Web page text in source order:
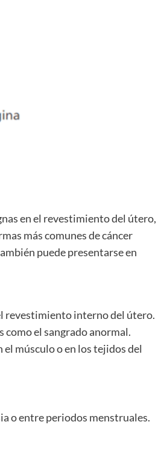
en el revestimiento del útero,
más comunes de cáncer
puede presentarse en
revestimiento interno del útero.
como el sangrado anormal.
el músculo o en los tejidos del
o entre periodos menstruales.